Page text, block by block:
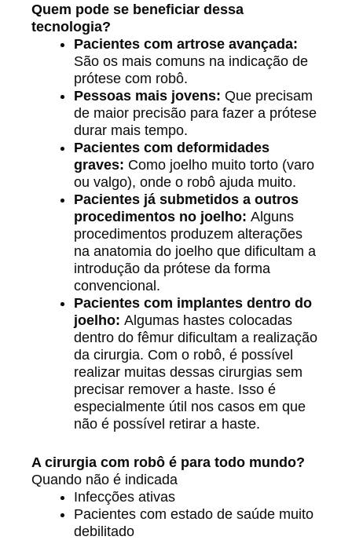
Quem pode se beneficiar dessa
tecnologia?
Pacientes com artrose avançada:
São os mais comuns na indicação de
prótese com robô.
Pessoas mais jovens: Que precisam
de maior precisão para fazer a prótese
durar mais tempo.
Pacientes com deformidades
graves: Como joelho muito torto (varo
ou valgo), onde o robô ajuda muito.
Pacientes já submetidos a outros
procedimentos no joelho: Alguns
procedimentos produzem alterações
na anatomia do joelho que dificultam a
introdução da prótese da forma
convencional.
Pacientes com implantes dentro do
joelho: Algumas hastes colocadas
dentro do fêmur dificultam a realização
da cirurgia. Com o robô, é possível
realizar muitas dessas cirurgias sem
precisar remover a haste. Isso é
especialmente útil nos casos em que
não é possível retirar a haste.
A cirurgia com robô é para todo mundo?
Quando não é indicada
Infecções ativas
Pacientes com estado de saúde muito
debilitado